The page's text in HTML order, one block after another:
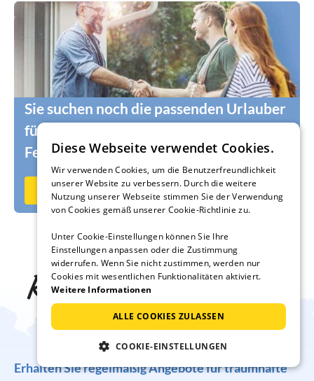
Sie suchen noch die passenden Urlauber
für Ihr Ferienhaus oder Ihre
Ferienwohnung?
Jetzt auf Ferienhausmiete.de vermieten
Reise-Inspiration frei
Haus
Erhalten Sie regelmäßig Angebote für traumhafte
Diese Webseite verwendet Cookies.
Wir verwenden Cookies, um die Benutzerfreundlichkeit
unserer Website zu verbessern. Durch die weitere
Nutzung unserer Webseite stimmen Sie der Verwendung
von Cookies gemäß unserer Cookie-Richtlinie zu.
Unter Cookie-Einstellungen können Sie Ihre
Einstellungen anpassen oder die Zustimmung
widerrufen. Wenn Sie nicht zustimmen, werden nur
Cookies mit wesentlichen Funktionalitäten aktiviert.
Weitere Informationen
ALLE COOKIES ZULASSEN
COOKIE-EINSTELLUNGEN